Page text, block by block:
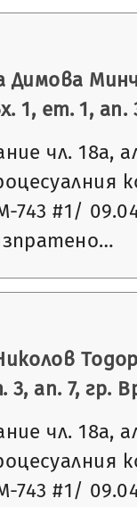
Димова
1, ет. 1, ап.
чл. 18а,
#1/
ап. 7, гр.
чл. 18а,
#1/